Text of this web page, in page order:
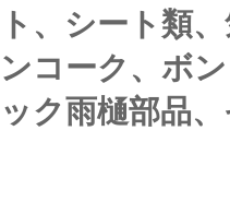
ト、シート類
ンコーク、ボ
ック雨樋部品